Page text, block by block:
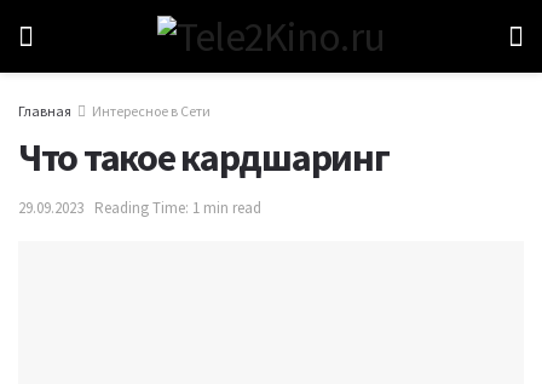
Главная Интересное в Сети
Что такое кардшаринг
29.09.2023 Reading Time: 1 min read